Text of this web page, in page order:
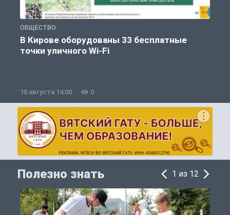
ОБЩЕСТВО
В Кирове оборудованы 33 бесплатные
точки уличного Wi-Fi
10 августа 14:00 0
Полезно знать 1 из 12